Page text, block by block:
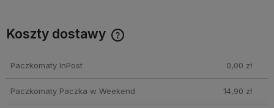
Koszty dostawy
Paczkomaty InPost 0,00 zł
Paczkomaty Paczka w Weekend 14,90 zł